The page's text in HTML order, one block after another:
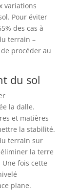
variations
Pour éviter
des cas à
terrain –
procéder au
du sol
la dalle.
et matières
la stabilité.
terrain sur
la terre
fois cette
plane.